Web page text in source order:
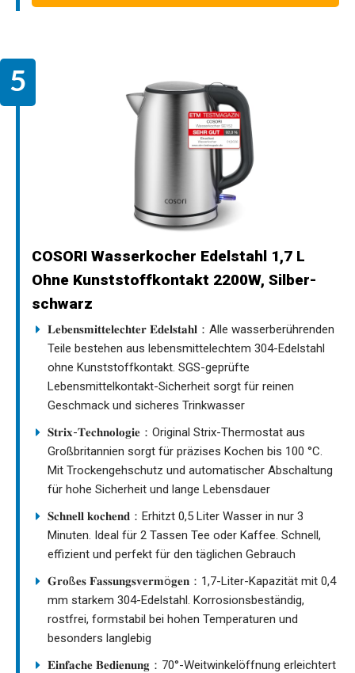
COSORI Wasserkocher Edelstahl 1,7 L
Ohne Kunststoffkontakt 2200W, Silber-
schwarz
𝐋𝐞𝐛𝐞𝐧𝐬𝐦𝐢𝐭𝐭𝐞𝐥𝐞𝐜𝐡𝐭𝐞𝐫 𝐄𝐝𝐞𝐥𝐬𝐭𝐚𝐡𝐥：Alle wasserberührenden
Teile bestehen aus lebensmittelechtem 304-Edelstahl
ohne Kunststoffkontakt. SGS-geprüfte
Lebensmittelkontakt-Sicherheit sorgt für reinen
Geschmack und sicheres Trinkwasser
𝐒𝐭𝐫𝐢𝐱-𝐓𝐞𝐜𝐡𝐧𝐨𝐥𝐨𝐠𝐢𝐞：Original Strix-Thermostat aus
Großbritannien sorgt für präzises Kochen bis 100 °C.
Mit Trockengehschutz und automatischer Abschaltung
für hohe Sicherheit und lange Lebensdauer
𝐒𝐜𝐡𝐧𝐞𝐥𝐥 𝐤𝐨𝐜𝐡𝐞𝐧𝐝：Erhitzt 0,5 Liter Wasser in nur 3
Minuten. Ideal für 2 Tassen Tee oder Kaffee. Schnell,
effizient und perfekt für den täglichen Gebrauch
𝐆𝐫𝐨ß𝐞𝐬 𝐅𝐚𝐬𝐬𝐮𝐧𝐠𝐬𝐯𝐞𝐫𝐦ö𝐠𝐞𝐧：1,7-Liter-Kapazität mit 0,4
mm starkem 304-Edelstahl. Korrosionsbeständig,
rostfrei, formstabil bei hohen Temperaturen und
besonders langlebig
𝐄𝐢𝐧𝐟𝐚𝐜𝐡𝐞 𝐁𝐞𝐝𝐢𝐞𝐧𝐮𝐧𝐠：70°-Weitwinkelöffnung erleichtert